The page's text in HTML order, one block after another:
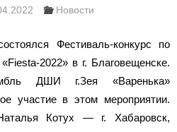
Новости
Фестиваль-конкурс по
2022» в г. Благовещенске.
ДШИ г.Зея «Варенька»
участие в этом мероприятии.
Котух — г. Хабаровск,